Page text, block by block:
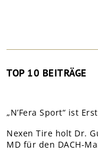
TOP 10 BEITRÄGE
„N’Fera Sport“ ist
Nexen Tire holt Dr.
MD für den DACH-